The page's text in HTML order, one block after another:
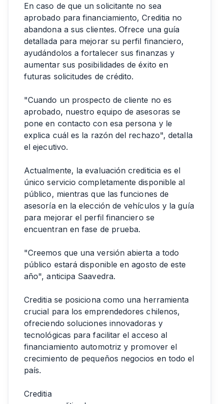
En caso de que un solicitante no sea
aprobado para financiamiento, Creditia no
abandona a sus clientes. Ofrece una guía
detallada para mejorar su perfil financiero,
ayudándolos a fortalecer sus finanzas y
aumentar sus posibilidades de éxito en
futuras solicitudes de crédito.
"Cuando un prospecto de cliente no es
aprobado, nuestro equipo de asesoras se
pone en contacto con esa persona y le
explica cuál es la razón del rechazo", detalla
el ejecutivo.
Actualmente, la evaluación crediticia es el
único servicio completamente disponible al
público, mientras que las funciones de
asesoría en la elección de vehículos y la guía
para mejorar el perfil financiero se
encuentran en fase de prueba.
"Creemos que una versión abierta a todo
público estará disponible en agosto de este
año", anticipa Saavedra.
Creditia se posiciona como una herramienta
crucial para los emprendedores chilenos,
ofreciendo soluciones innovadoras y
tecnológicas para facilitar el acceso al
financiamiento automotriz y promover el
crecimiento de pequeños negocios en todo el
país.
Creditia